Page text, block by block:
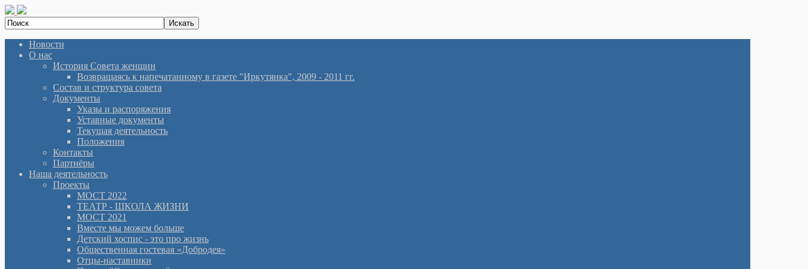
Новости
О нас
История Cовета женщин
Возвращаясь к напечатанному в газете "Иркутянка", 2009 - 2011 гг.
Состав и структура совета
Документы
Указы и распоряжения
Уставные документы
Текущая деятельность
Положения
Контакты
Партнёры
Наша деятельность
Проекты
МОСТ 2022
ТЕАТР - ШКОЛА ЖИЗНИ
МОСТ 2021
Вместе мы можем больше
Детский хоспис - это про жизнь
Общественная гостевая «Добродея»
Отцы-наставники